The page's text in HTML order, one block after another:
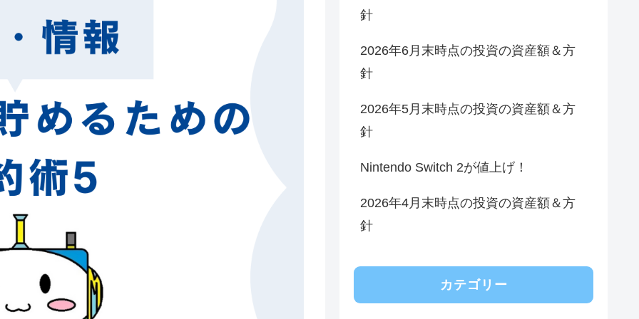
針
2026年6月末時点の投資の資産額＆方
針
2026年5月末時点の投資の資産額＆方
針
Nintendo Switch 2が値上げ！
2026年4月末時点の投資の資産額＆方
針
カテゴリー